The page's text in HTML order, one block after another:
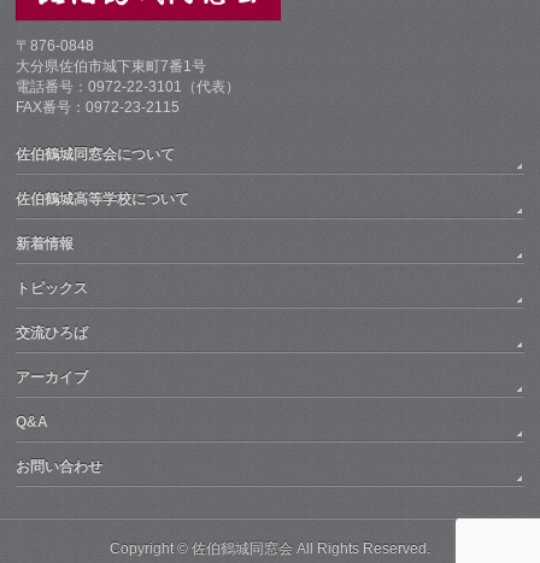
〒876-0848
大分県佐伯市城下東町7番1号
電話番号：0972-22-3101（代表）
FAX番号：0972-23-2115
佐伯鶴城同窓会について
佐伯鶴城高等学校について
新着情報
トピックス
交流ひろば
アーカイブ
Q&A
お問い合わせ
Copyright © 佐伯鶴城同窓会 All Rights Reserved.